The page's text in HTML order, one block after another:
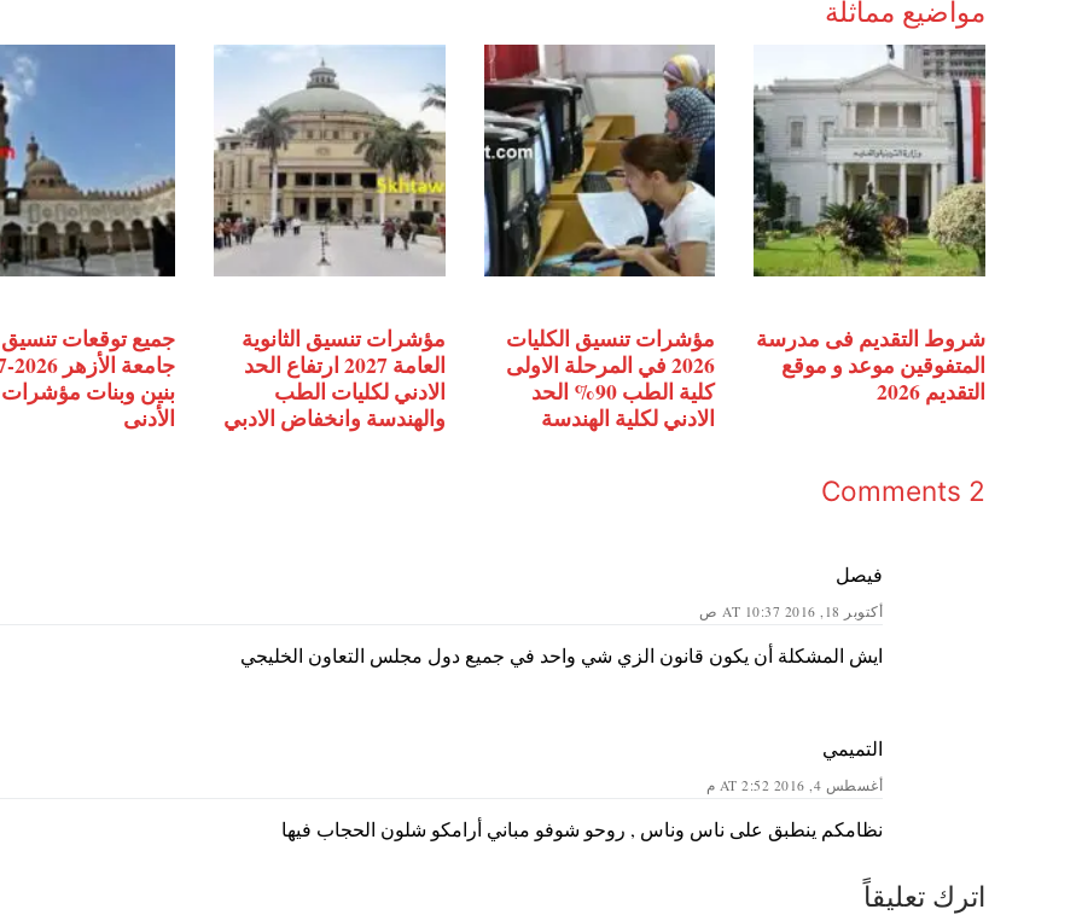
مواضيع مماثلة
شروط التقديم فى مدرسة
المتفوقين موعد و موقع
التقديم 2026
مؤشرات تنسيق الكليات
2026 في المرحلة الاولى
كلية الطب 90% الحد
الادني لكلية الهندسة
مؤشرات تنسيق الثانوية
العامة 2027 ارتفاع الحد
الادني لكليات الطب
والهندسة وانخفاض الادبي
جميع توقعات
بنين وبنات
الأدنى
2 Comments
فيصل
أكتوبر 18, 2016 AT 10:37 ص
ايش المشكلة أن يكون قانون الزي شي واحد في جميع دول مجلس التعاون الخليجي
التميمي
أغسطس 4, 2016 AT 2:52 م
نظامكم ينطبق على ناس وناس , روحو شوفو مباني أرامكو شلون الحجاب فيها
اترك تعليقاً